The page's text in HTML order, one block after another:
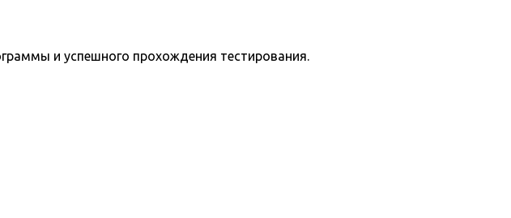
и успешного прохождения тестирования.